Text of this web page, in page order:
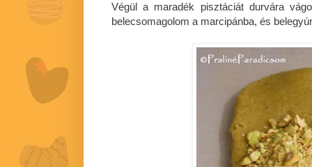
Végül a maradék pisztáciát durvára
belecsomagolom a marcipánba, és